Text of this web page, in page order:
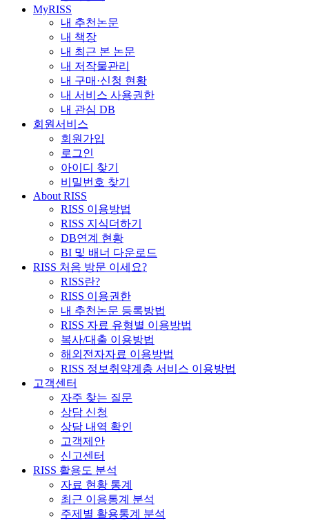
MyRISS
내 추천논문
내 책장
내 최근 본 논문
내 저작물관리
내 구매·신청 현황
내 서비스 사용권한
내 관심 DB
회원서비스
회원가입
로그인
아이디 찾기
비밀번호 찾기
About RISS
RISS 이용방법
RISS 지식더하기
DB연계 현황
BI 및 배너 다운로드
RISS 처음 방문 이세요?
RISS란?
RISS 이용권한
내 추천논문 등록방법
RISS 자료 유형별 이용방법
복사/대출 이용방법
해외전자자료 이용방법
RISS 정보취약계층 서비스 이용방법
고객센터
자주 찾는 질문
상담 신청
상담 내역 확인
고객제안
신고센터
RISS 활용도 분석
자료 현황 통계
최근 이용통계 분석
주제별 활용통계 분석